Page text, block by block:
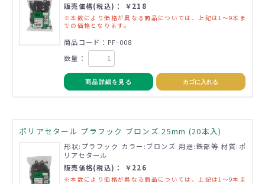
販売価格(税込)： ￥218
※本数により価格が異なる商品については、上記は1～9本ま
での価格となります。
商品コード：PF-008
数量：
商品詳細を見る カゴに入れる
ポリアセタール プラフック ブロンズ 25mm (20本入)
形状:プラフック カラー:ブロンズ 用途:鉄部等 材質:ポ
リアセタール
販売価格(税込)： ￥226
※本数により価格が異なる商品については、上記は1～9本ま